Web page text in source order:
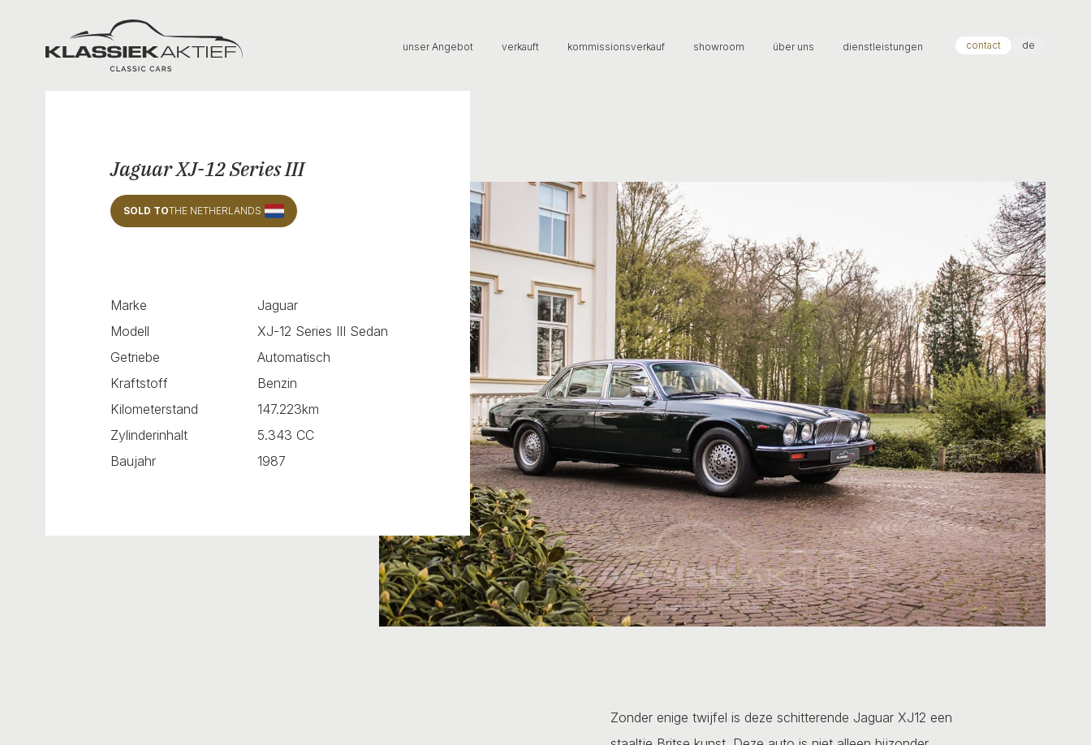
Klassiek Aktief
unser Angebot verkauft kommissionsverkauf showroom über uns dienstleistungen contact de
Jaguar XJ-12 Series III
SOLD TOTHE NETHERLANDS
Marke
Jaguar
Modell
XJ-12 Series III Sedan
Getriebe
Automatisch
Kraftstoff
Benzin
Kilometerstand
147.223km
Zylinderinhalt
5.343 CC
Baujahr
1987
Zonder enige twijfel is deze schitterende Jaguar XJ12 een